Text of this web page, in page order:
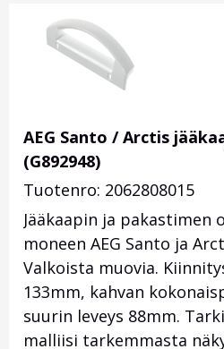
AEG Santo / Arctis
(G892948)
Tuotenro: 2062808015
Jääkaapin ja pakastimen
moneen AEG Santo ja
Valkoista muovia.
133mm, kahvan
suurin leveys 88mm.
malliisi tarkemmasta